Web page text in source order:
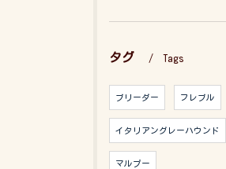
タグ Tags
ブリーダー フレブル
イタリアングレーハウンド
マルプー